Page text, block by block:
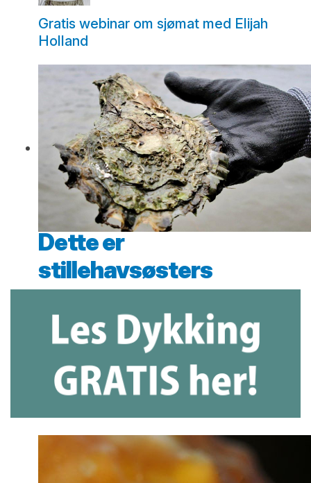
Gratis webinar om sjømat med Elijah
Holland
Dette er
stillehavsøsters